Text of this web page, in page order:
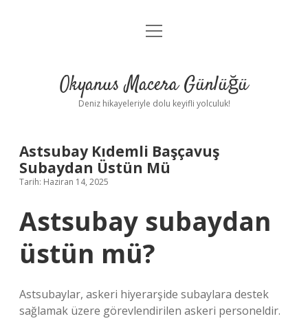
Anasayfa
Yasal Uyarı
menüyü
Okyanus Macera Günlüğü
Deniz hikayeleriyle dolu keyifli yolculuk!
Astsubay Kıdemli Başçavuş
Subaydan Üstün Mü
Tarih: Haziran 14, 2025
Astsubay subaydan
üstün mü?
Astsubaylar, askeri hiyerarşide subaylara destek
sağlamak üzere görevlendirilen askeri personeldir.